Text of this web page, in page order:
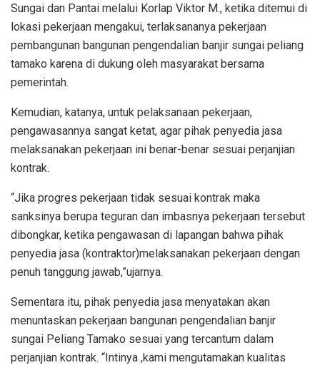
Sungai dan Pantai melalui Korlap Viktor M., ketika ditemui di
lokasi pekerjaan mengakui, terlaksananya pekerjaan
pembangunan bangunan pengendalian banjir sungai peliang
tamako karena di dukung oleh masyarakat bersama
pemerintah.
Kemudian, katanya, untuk pelaksanaan pekerjaan,
pengawasannya sangat ketat, agar pihak penyedia jasa
melaksanakan pekerjaan ini benar-benar sesuai perjanjian
kontrak.
“Jika progres pekerjaan tidak sesuai kontrak maka
sanksinya berupa teguran dan imbasnya pekerjaan tersebut
dibongkar, ketika pengawasan di lapangan bahwa pihak
penyedia jasa (kontraktor)melaksanakan pekerjaan dengan
penuh tanggung jawab,”ujarnya.
Sementara itu, pihak penyedia jasa menyatakan akan
menuntaskan pekerjaan bangunan pengendalian banjir
sungai Peliang Tamako sesuai yang tercantum dalam
perjanjian kontrak. “Intinya ,kami mengutamakan kualitas